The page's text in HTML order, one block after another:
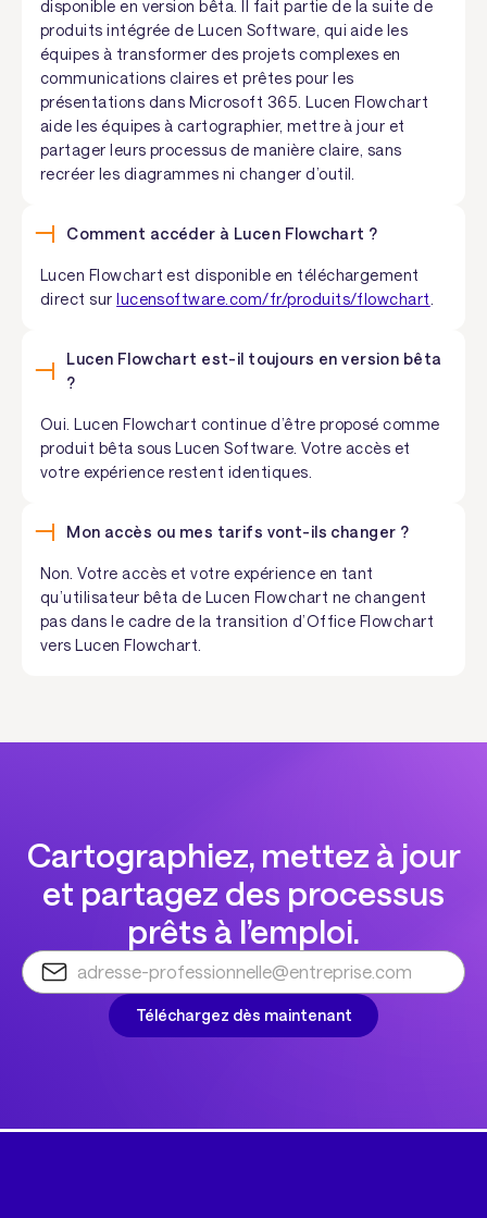
disponible en version bêta. Il fait partie de la suite de
produits intégrée de Lucen Software, qui aide les
équipes à transformer des projets complexes en
communications claires et prêtes pour les
présentations dans Microsoft 365. Lucen Flowchart
aide les équipes à cartographier, mettre à jour et
partager leurs processus de manière claire, sans
recréer les diagrammes ni changer d’outil.
Comment accéder à Lucen Flowchart ?
Lucen Flowchart est disponible en téléchargement
direct surlucensoftware.com/fr/produits/flowchart
Lucen Flowchart est-il toujours en version bêta
?
Oui. Lucen Flowchart continue d’être proposé comme
produit bêta sous Lucen Software. Votre accès et
votre expérience restent identiques.
Mon accès ou mes tarifs vont-ils changer ?
Non. Votre accès et votre expérience en tant
qu’utilisateur bêta de Lucen Flowchart ne changent
pas dans le cadre de la transition d’Office Flowchart
vers Lucen Flowchart.
Cartographiez, mettez à jour
et partagez des processus
prêts à l’emploi.